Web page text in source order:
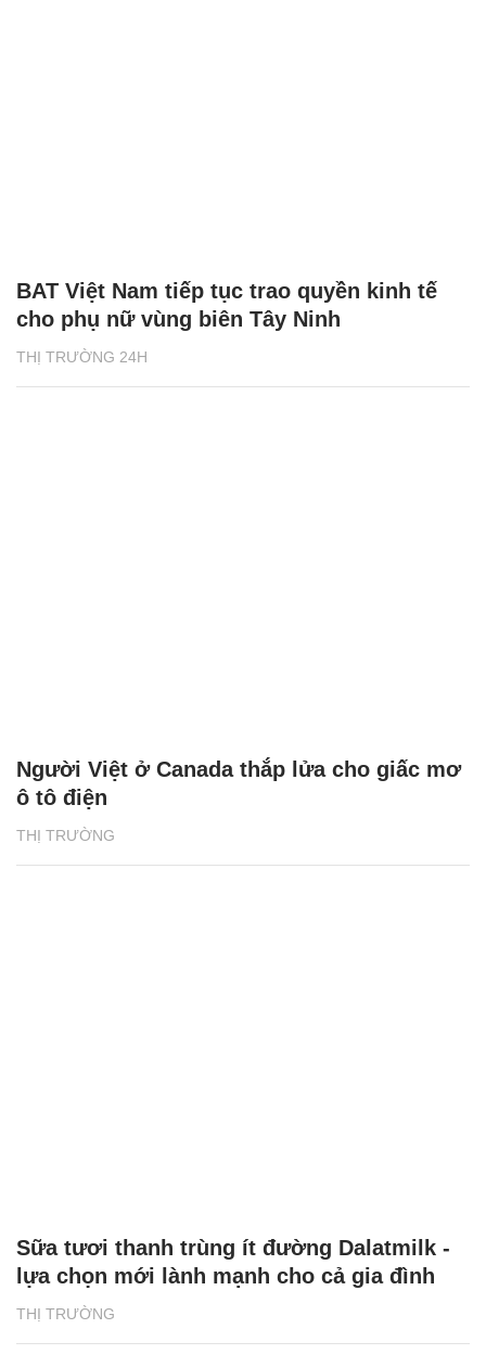
THỊ TRƯỜNG 24H
BAT Việt Nam tiếp tục trao quyền kinh tế
cho phụ nữ vùng biên Tây Ninh
THỊ TRƯỜNG
Người Việt ở Canada thắp lửa cho giấc mơ
ô tô điện
THỊ TRƯỜNG
Sữa tươi thanh trùng ít đường Dalatmilk -
lựa chọn mới lành mạnh cho cả gia đình